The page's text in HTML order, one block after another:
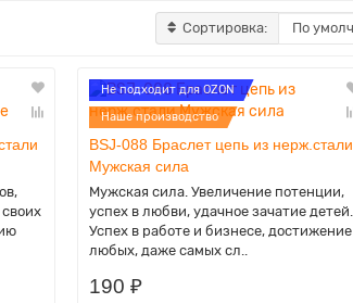
Сортировка:
Не подходит для OZON
Наше производство
BSJ-088 Браслет цепь из нерж.стали
Мужская сила
Мужская сила. Увеличение потенции,
успех в любви, удачное зачатие детей.
Успех в работе и бизнесе, достижение
любых, даже самых сл..
190 ₽